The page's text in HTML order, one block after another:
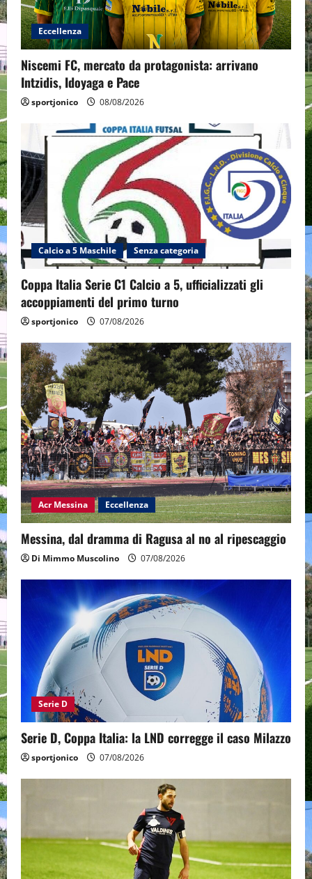
Eccellenza
Niscemi FC, mercato da protagonista: arrivano
Intzidis, Idoyaga e Pace
sportjonico 08/08/2026
Calcio a 5 Maschile Senza categoria
Coppa Italia Serie C1 Calcio a 5, ufficializzati gli
accoppiamenti del primo turno
sportjonico 07/08/2026
Acr Messina Eccellenza
Messina, dal dramma di Ragusa al no al ripescaggio
Di Mimmo Muscolino 07/08/2026
Serie D
Serie D, Coppa Italia: la LND corregge il caso Milazzo
sportjonico 07/08/2026